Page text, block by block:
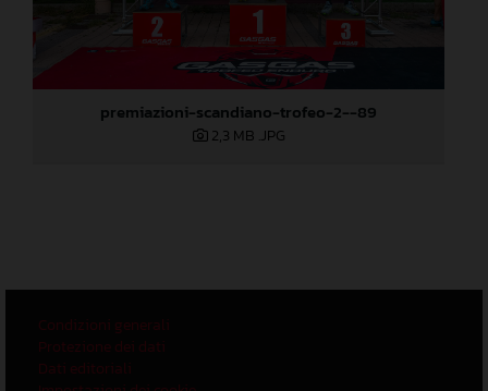
premiazioni-scandiano-trofeo-2--89
2,3 MB .JPG
Condizioni generali
Protezione dei dati
Dati editoriali